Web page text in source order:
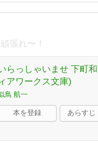
張れ〜！
らっしゃいませ 下町
ィアワークス文庫)
鳥 航一
本を登録 あらすじ